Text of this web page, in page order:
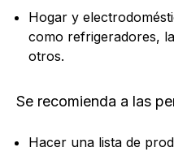
Hogar y
como refrigeradores,
otros.
Se recomienda a las
Hacer una lista de